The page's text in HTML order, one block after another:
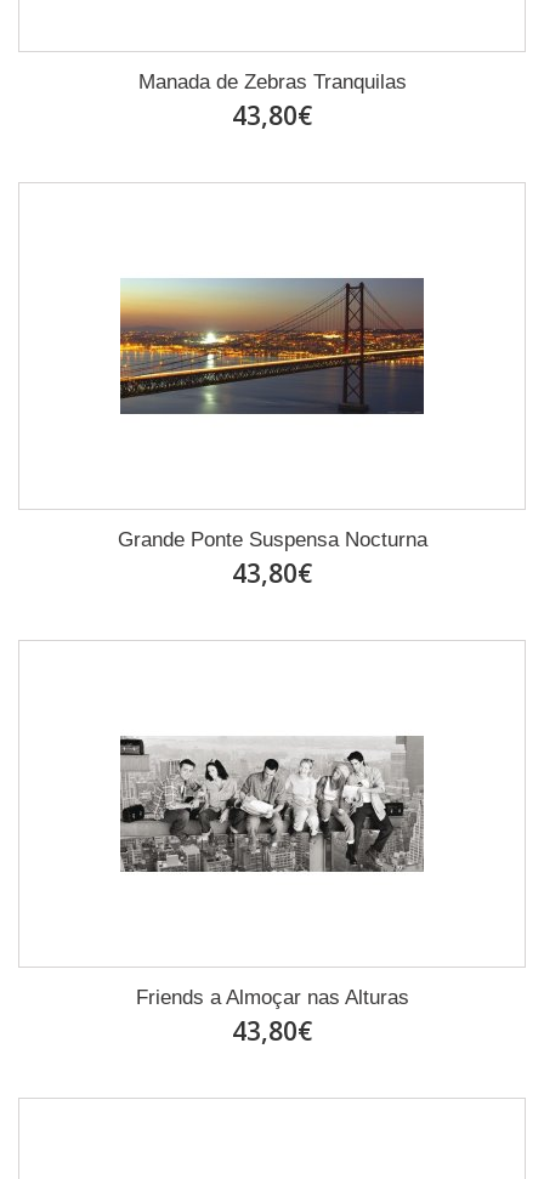
Manada de Zebras Tranquilas
43,80€
Grande Ponte Suspensa Nocturna
43,80€
Friends a Almoçar nas Alturas
43,80€